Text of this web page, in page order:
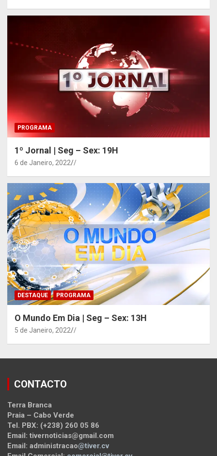
PROGRAMA
1º Jornal | Seg – Sex: 19H
6 de Janeiro, 2022 /
DESTAQUE PROGRAMA
O Mundo Em Dia | Seg – Sex: 13H
5 de Janeiro, 2022 /
CONTACTO
Terra Branca
Praia – Cabo Verde
Tel. PBX: (+238) 260 05 86
Email: tivernoticias@gmail.com
Email: administracao@tiver.cv